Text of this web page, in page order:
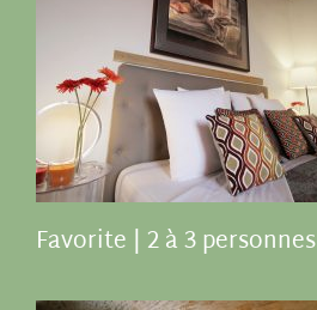
Favorite | 2 à 3 personnes